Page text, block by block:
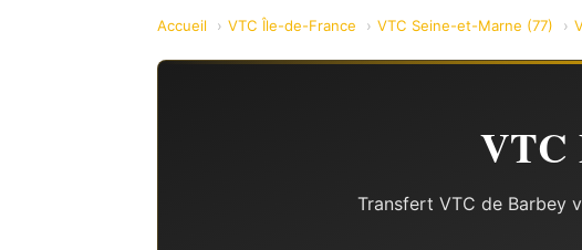
Accueil VTC Île-de-France VTC Seine-et-Marne (77)
VTC
Transfert VTC de Barbey